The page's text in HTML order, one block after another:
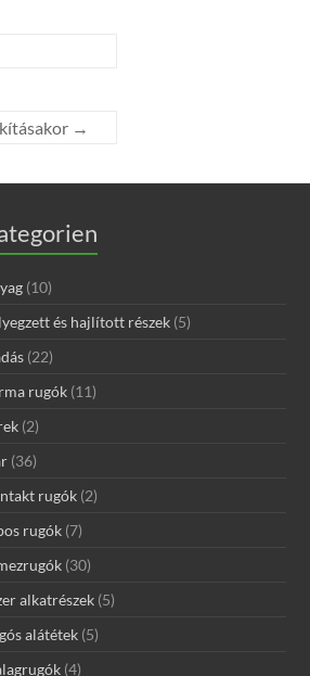
→
(10)
és hajlított részek (5)
(22)
rugók (11)
(2)
(36)
rugók (2)
rugók (7)
(30)
alkatrészek (5)
alátétek (5)
(4)